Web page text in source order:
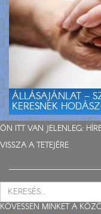
ÁLLÁSAJÁNLAT –
KERESNEK
ÖN ITT VAN JELENLEG:
VISSZA A TETEJÉRE
KÖVESSEN MINKET A